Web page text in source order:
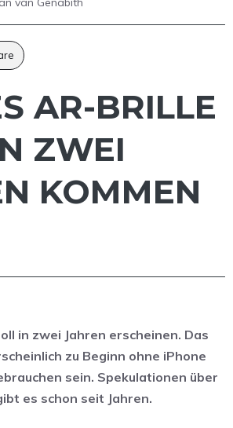
AR-BRILLE
ZWEI
KOMMEN
in zwei Jahren erscheinen. Das
zu Beginn ohne iPhone
sein. Spekulationen über
es schon seit Jahren.